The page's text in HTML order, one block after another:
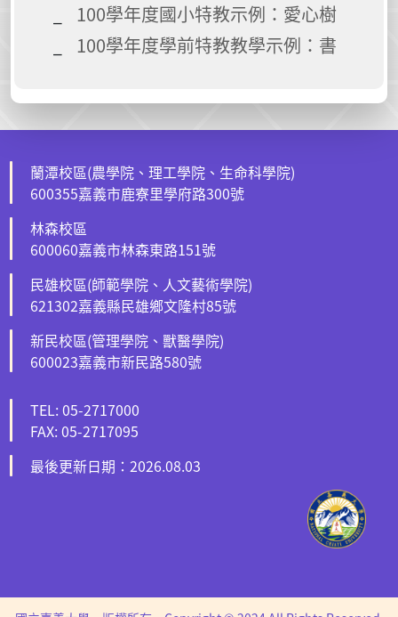
100學年度國小特教示例：愛心樹
100學年度學前特教教學示例：書
蘭潭校區(農學院、理工學院、生命科學院)
600355嘉義市鹿寮里學府路300號
林森校區
600060嘉義市林森東路151號
民雄校區(師範學院、人文藝術學院)
621302嘉義縣民雄鄉文隆村85號
新民校區(管理學院、獸醫學院)
600023嘉義市新民路580號
TEL: 05-2717000
FAX: 05-2717095
最後更新日期：2026.08.03